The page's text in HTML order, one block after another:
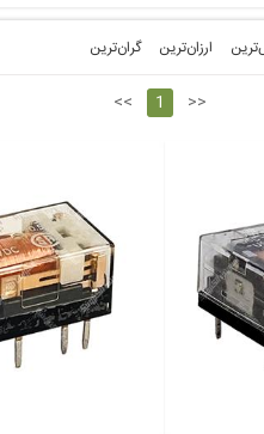
ارزان‌ترین گران‌ترین
<< 1 >>